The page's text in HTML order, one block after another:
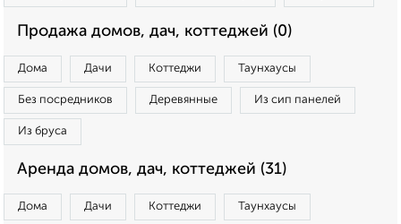
Продажа домов, дач, коттеджей (0)
Дома Дачи Коттеджи Таунхаусы
Без посредников Деревянные Из сип панелей
Из бруса
Аренда домов, дач, коттеджей (31)
Дома Дачи Коттеджи Таунхаусы